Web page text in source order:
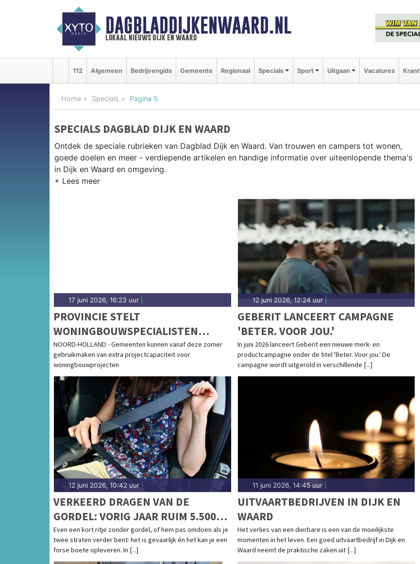
DAGBLADDIJKENWAARD.NL
lokaal nieuws dijk en waard
112 Algemeen Bedrijvengids Gemeente Regionaal Specials Sport Uitgaan Vacatures Krant
Home Specials Pagina 5
SPECIALS DAGBLAD DIJK EN WAARD
Ontdek de speciale rubrieken van Dagblad Dijk en Waard. Van trouwen en campers tot wonen,
goede doelen en meer - verdiepende artikelen en handige informatie over uiteenlopende thema's
in Dijk en Waard en omgeving.
17 juni 2026, 16:23 uur
PROVINCIE STELT
WONINGBOUWSPECIALISTEN
BESCHIKBAAR VOOR GEMEENTEN
NOORD-HOLLAND - Gemeenten kunnen vanaf deze zomer
gebruikmaken van extra projectcapaciteit voor
woningbouwprojecten
12 juni 2026, 12:24 uur|
GEBERIT LANCEERT CAMPAGNE
'BETER. VOOR JOU.'
In juni 2026 lanceert Geberit een nieuwe merk- en
productcampagne onder de titel 'Beter. Voor jou.' De
campagne wordt uitgerold in verschillende [...]
12 juni 2026, 10:42 uur
VERKEERD DRAGEN VAN DE
GORDEL: VORIG JAAR RUIM 5.500
BOETES IN NOORD-HOLLAND
Even een kort ritje zonder gordel, of hem pas omdoen als je
twee straten verder bent: het is gevaarlijk én het kan je een
forse boete opleveren. In [...]
11 juni 2026, 14:45 uur|
UITVAARTBEDRIJVEN IN DIJK EN
WAARD
Het verlies van een dierbare is een van de moeilijkste
momenten in het leven. Een goed uitvaartbedrijf in Dijk en
Waard neemt de praktische zaken uit [...]